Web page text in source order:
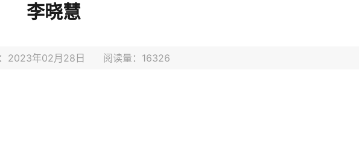
李晓慧
2023年02月28日 阅读量： 16326